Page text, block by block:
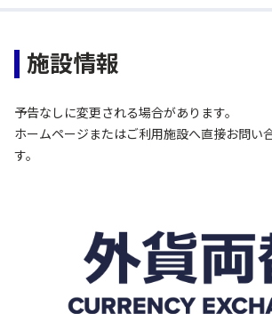
施設情報
予告なしに変更される場合があります。
ホームページまたはご利用施設へ直接お問い
す。